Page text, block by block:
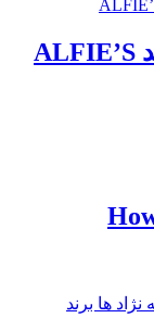
تشویقی مخصوص سگ برند ALFIE’S